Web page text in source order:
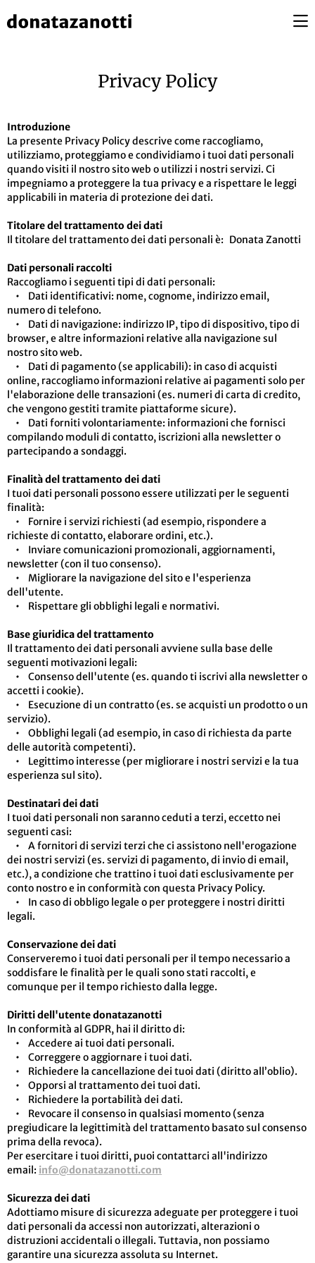
Privacy Policy
Introduzione
La presente Privacy Policy descrive come raccogliamo,
utilizziamo, proteggiamo e condividiamo i tuoi dati personali
quando visiti il nostro sito web o utilizzi i nostri servizi. Ci
impegniamo a proteggere la tua privacy e a rispettare le leggi
applicabili in materia di protezione dei dati.
Titolare del trattamento dei dati
Il titolare del trattamento dei dati personali è: Donata Zanotti
Dati personali raccolti
Raccogliamo i seguenti tipi di dati personali:
• Dati identificativi: nome, cognome, indirizzo email,
numero di telefono.
• Dati di navigazione: indirizzo IP, tipo di dispositivo, tipo di
browser, e altre informazioni relative alla navigazione sul
nostro sito web.
• Dati di pagamento (se applicabili): in caso di acquisti
online, raccogliamo informazioni relative ai pagamenti solo per
l'elaborazione delle transazioni (es. numeri di carta di credito,
che vengono gestiti tramite piattaforme sicure).
• Dati forniti volontariamente: informazioni che fornisci
compilando moduli di contatto, iscrizioni alla newsletter o
partecipando a sondaggi.
Finalità del trattamento dei dati
I tuoi dati personali possono essere utilizzati per le seguenti
finalità:
• Fornire i servizi richiesti (ad esempio, rispondere a
richieste di contatto, elaborare ordini, etc.).
• Inviare comunicazioni promozionali, aggiornamenti,
newsletter (con il tuo consenso).
• Migliorare la navigazione del sito e l'esperienza
dell'utente.
• Rispettare gli obblighi legali e normativi.
Base giuridica del trattamento
Il trattamento dei dati personali avviene sulla base delle
seguenti motivazioni legali:
• Consenso dell'utente (es. quando ti iscrivi alla newsletter o
accetti i cookie).
• Esecuzione di un contratto (es. se acquisti un prodotto o un
servizio).
• Obblighi legali (ad esempio, in caso di richiesta da parte
delle autorità competenti).
• Legittimo interesse (per migliorare i nostri servizi e la tua
esperienza sul sito).
Destinatari dei dati
I tuoi dati personali non saranno ceduti a terzi, eccetto nei
seguenti casi:
• A fornitori di servizi terzi che ci assistono nell'erogazione
dei nostri servizi (es. servizi di pagamento, di invio di email,
etc.), a condizione che trattino i tuoi dati esclusivamente per
conto nostro e in conformità con questa Privacy Policy.
• In caso di obbligo legale o per proteggere i nostri diritti
legali.
Conservazione dei dati
Conserveremo i tuoi dati personali per il tempo necessario a
soddisfare le finalità per le quali sono stati raccolti, e
comunque per il tempo richiesto dalla legge.
Diritti dell'utente donatazanotti
In conformità al GDPR, hai il diritto di:
• Accedere ai tuoi dati personali.
• Correggere o aggiornare i tuoi dati.
• Richiedere la cancellazione dei tuoi dati (diritto all’oblio).
• Opporsi al trattamento dei tuoi dati.
• Richiedere la portabilità dei dati.
• Revocare il consenso in qualsiasi momento (senza
pregiudicare la legittimità del trattamento basato sul consenso
prima della revoca).
Per esercitare i tuoi diritti, puoi contattarci all'indirizzo
email: info@donatazanotti.com
Sicurezza dei dati
Adottiamo misure di sicurezza adeguate per proteggere i tuoi
dati personali da accessi non autorizzati, alterazioni o
distruzioni accidentali o illegali. Tuttavia, non possiamo
garantire una sicurezza assoluta su Internet.